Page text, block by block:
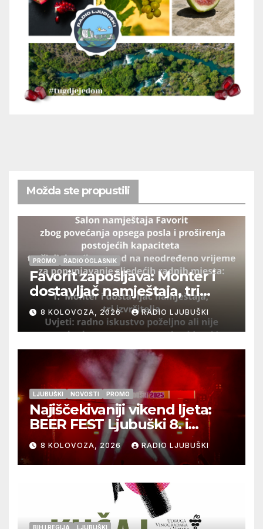
Možda ste propustili
PROMO RADIO OGLASNIK
Favorit zapošljava: Monter i
dostavljač namještaja, tri
izvršitelja
8 KOLOVOZA, 2026 RADIO LJUBUŠKI
LJUBUŠKI NOVOSTI PROMO
Najiščekivaniji vikend ljeta:
BEER FEST Ljubuški 8. i
9.kolovoza
8 KOLOVOZA, 2026 RADIO LJUBUŠKI
BIH I REGIJA LJUBUŠKI